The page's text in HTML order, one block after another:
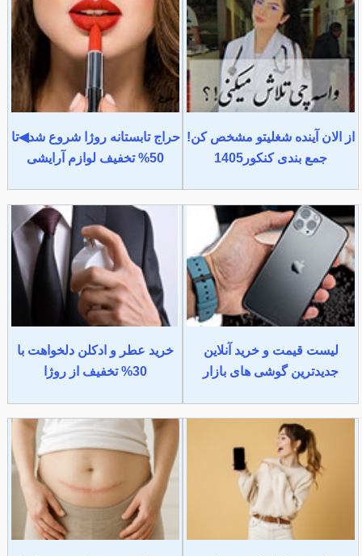
از الان آینده شغلیتو مشخص کن!
جمع بندی کنکور1405
حراج تابستانه روژا شروع شد◀تا
50% تخفیف لوازم آرایشی
لیست قیمت و خرید آنلاین
جدیدترین گوشی های بازار
خرید عطر و ادکلن دلخواهت با
30% تخفیف از روژا